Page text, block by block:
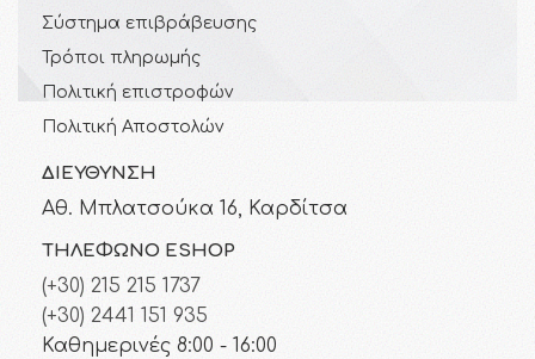
Σύστημα επιβράβευσης
Τρόποι πληρωμής
Πολιτική επιστροφών
Πολιτική Αποστολών
ΔΙΕΎΘΥΝΣΗ
Αθ. Μπλατσούκα 16, Καρδίτσα
ΤΗΛΈΦΩΝΟ ESHOP
(+30) 215 215 1737
(+30) 2441 151 935
Καθημερινές 8:00 - 16:00